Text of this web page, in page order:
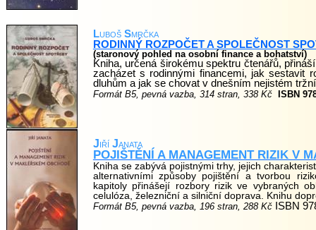
Jiří Janata
POJIŠTĚNÍ A MANAGEMENT RIZIK V
Kniha se zabývá pojistnými trhy, jejich
alternativními způsoby pojištění a tvorbou
kapitoly přinášejí rozbory rizik ve vybraných
celulóza, železniční a silniční doprava. Knihu
Formát B5, pevná vazba, 196 stran, 288 Kč ISBN
Luboš Smrčka
RODINNÝ ROZPOČET A SPOLEČNOST
(staronový pohled na osobní finance a bohatství)
Kniha, určená širokému spektru čtenářů,
zacházet s rodinnými financemi, jak sestavit
dluhům a jak se chovat v dnešním nejistém
Formát B5, pevná vazba, 314 stran, 338 Kč ISBN